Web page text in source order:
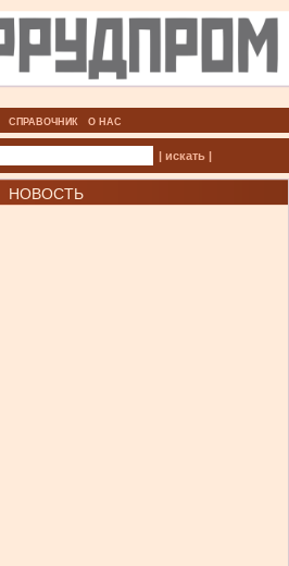
СПРАВОЧНИК О НАС
| искать |
НОВОСТЬ